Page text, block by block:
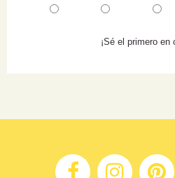
¡Sé el primero en